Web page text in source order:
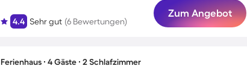
4.4 Sehr gut (6 Bewertungen)
Zum Angebot
Ferienhaus ∙ 4 Gäste ∙ 2 Schlafzimmer